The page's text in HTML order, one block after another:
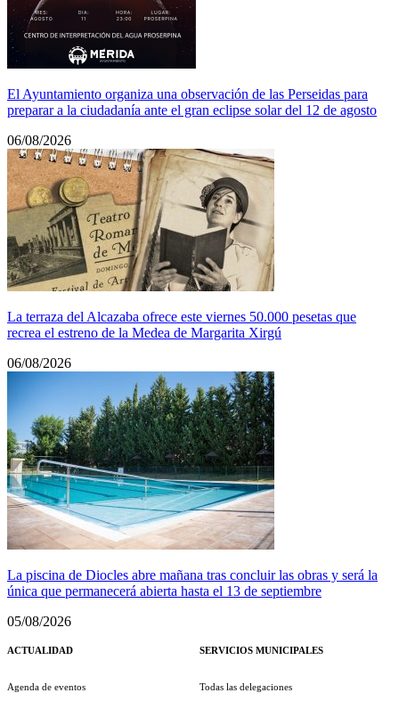
El Ayuntamiento organiza una observación de las Perseidas para
preparar a la ciudadanía ante el gran eclipse solar del 12 de agosto
06/08/2026
La terraza del Alcazaba ofrece este viernes 50.000 pesetas que
recrea el estreno de la Medea de Margarita Xirgú
06/08/2026
La piscina de Diocles abre mañana tras concluir las obras y será la
única que permanecerá abierta hasta el 13 de septiembre
05/08/2026
ACTUALIDAD
Agenda de eventos
SERVICIOS MUNICIPALES
Todas las delegaciones